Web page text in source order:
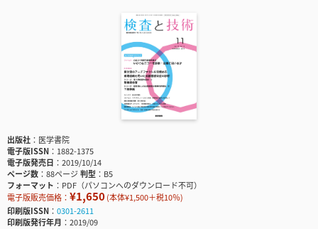
出版社
医学書院
電子版ISSN
1882-1375
電子版発売日
2019/10/14
ページ数
88ページ判型
B5
フォーマット
PDF（パソコンへのダウンロード不可）
電子版販売価格： ¥1,650(本体¥1,500＋税10％)
印刷版ISSN
0301-2611
印刷版発行年月
2019/09